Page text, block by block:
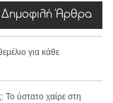
Δημοφιλή Άρθρα
για κάθε
Το ύστατο χαίρε στη